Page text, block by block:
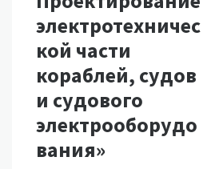
электротехничес
кой части
кораблей, судов
и судового
электрооборудо
вания»